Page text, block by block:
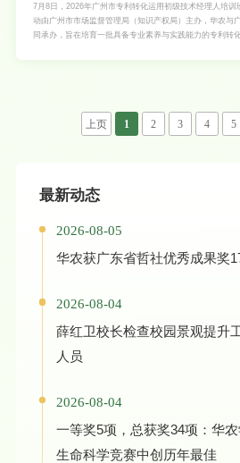
7月8日，2026年广州市专利转化运用初级技术经理人培
动由广州市市场监督管理局（知识产权局）主办，华农与
同承办，旨在培育一批具备专业素养与实践能力的专利转
上页 1 2 3 4 5
最新动态
2026-08-05
2026-08-04
薛红卫校长检查校园景观提升
人员
2026-08-04
一等奖5项，总获奖34项：华
生命科学竞赛中创历年最佳